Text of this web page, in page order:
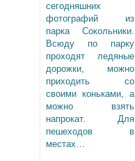
сегодняшних
фотографий из
парка Сокольники.
Всюду по парку
проходят ледяные
дорожки, можно
приходить со
своими коньками, а
можно взять
напрокат. Для
пешеходов в
местах…